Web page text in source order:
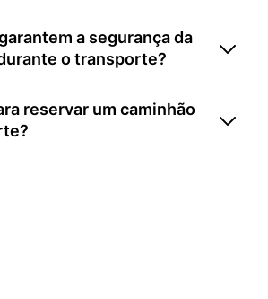
a segurança da
o transporte?
reservar um caminhão